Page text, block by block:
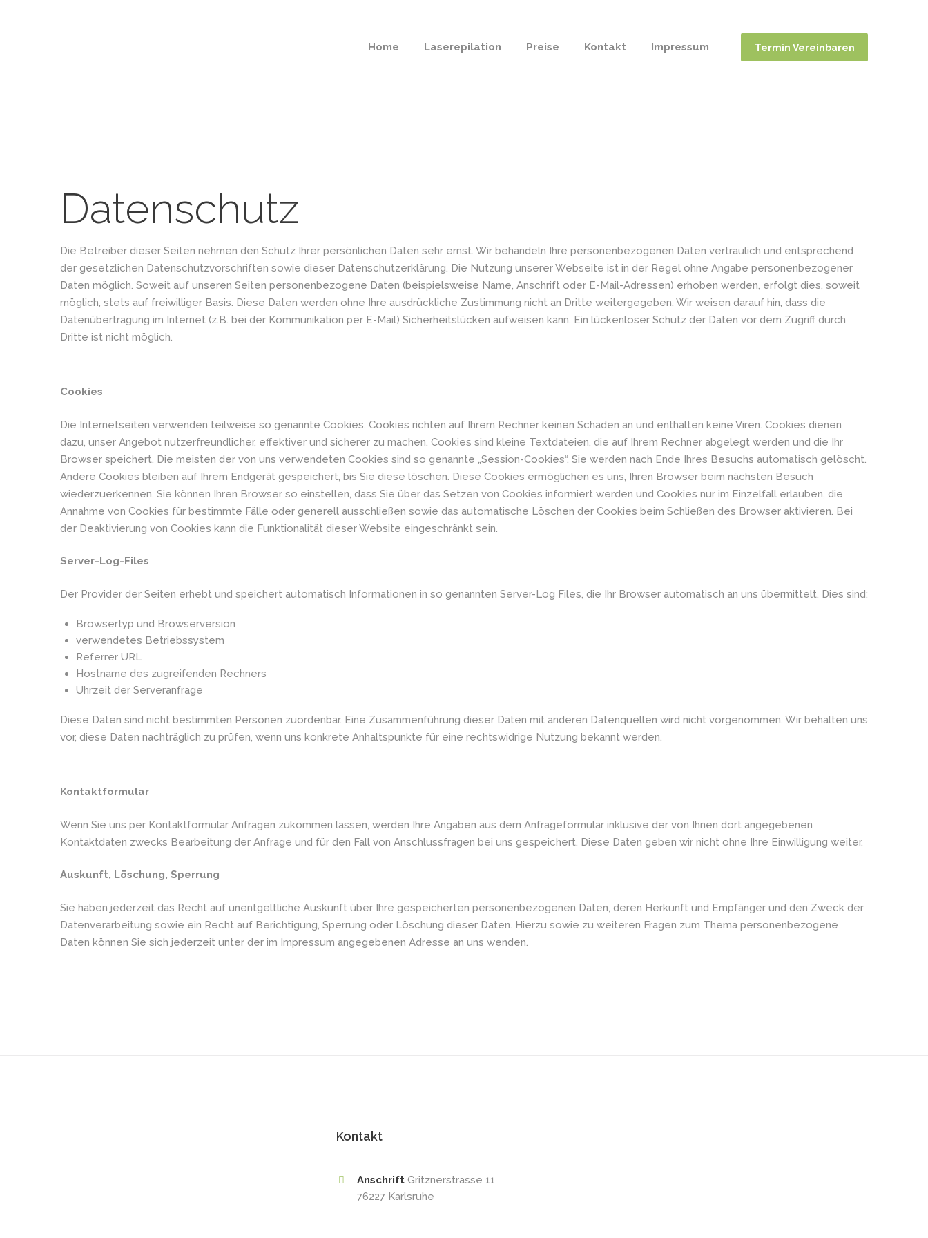
Home Laserepilation Preise Kontakt Impressum Termin Vereinbaren
Datenschutz
Die Betreiber dieser Seiten nehmen den Schutz Ihrer persönlichen Daten sehr ernst. Wir behandeln Ihre personenbezogenen Daten vertraulich und entsprechend
der gesetzlichen Datenschutzvorschriften sowie dieser Datenschutzerklärung. Die Nutzung unserer Webseite ist in der Regel ohne Angabe personenbezogener
Daten möglich. Soweit auf unseren Seiten personenbezogene Daten (beispielsweise Name, Anschrift oder E-Mail-Adressen) erhoben werden, erfolgt dies, soweit
möglich, stets auf freiwilliger Basis. Diese Daten werden ohne Ihre ausdrückliche Zustimmung nicht an Dritte weitergegeben. Wir weisen darauf hin, dass die
Datenübertragung im Internet (z.B. bei der Kommunikation per E-Mail) Sicherheitslücken aufweisen kann. Ein lückenloser Schutz der Daten vor dem Zugriff durch
Dritte ist nicht möglich.
Cookies
Die Internetseiten verwenden teilweise so genannte Cookies. Cookies richten auf Ihrem Rechner keinen Schaden an und enthalten keine Viren. Cookies dienen
dazu, unser Angebot nutzerfreundlicher, effektiver und sicherer zu machen. Cookies sind kleine Textdateien, die auf Ihrem Rechner abgelegt werden und die Ihr
Browser speichert. Die meisten der von uns verwendeten Cookies sind so genannte „Session-Cookies“. Sie werden nach Ende Ihres Besuchs automatisch gelöscht.
Andere Cookies bleiben auf Ihrem Endgerät gespeichert, bis Sie diese löschen. Diese Cookies ermöglichen es uns, Ihren Browser beim nächsten Besuch
wiederzuerkennen. Sie können Ihren Browser so einstellen, dass Sie über das Setzen von Cookies informiert werden und Cookies nur im Einzelfall erlauben, die
Annahme von Cookies für bestimmte Fälle oder generell ausschließen sowie das automatische Löschen der Cookies beim Schließen des Browser aktivieren. Bei
der Deaktivierung von Cookies kann die Funktionalität dieser Website eingeschränkt sein.
Server-Log-Files
Der Provider der Seiten erhebt und speichert automatisch Informationen in so genannten Server-Log Files, die Ihr Browser automatisch an uns übermittelt. Dies sind:
Browsertyp und Browserversion
verwendetes Betriebssystem
Referrer URL
Hostname des zugreifenden Rechners
Uhrzeit der Serveranfrage
Diese Daten sind nicht bestimmten Personen zuordenbar. Eine Zusammenführung dieser Daten mit anderen Datenquellen wird nicht vorgenommen. Wir behalten uns
vor, diese Daten nachträglich zu prüfen, wenn uns konkrete Anhaltspunkte für eine rechtswidrige Nutzung bekannt werden.
Kontaktformular
Wenn Sie uns per Kontaktformular Anfragen zukommen lassen, werden Ihre Angaben aus dem Anfrageformular inklusive der von Ihnen dort angegebenen
Kontaktdaten zwecks Bearbeitung der Anfrage und für den Fall von Anschlussfragen bei uns gespeichert. Diese Daten geben wir nicht ohne Ihre Einwilligung weiter.
Auskunft, Löschung, Sperrung
Sie haben jederzeit das Recht auf unentgeltliche Auskunft über Ihre gespeicherten personenbezogenen Daten, deren Herkunft und Empfänger und den Zweck der
Datenverarbeitung sowie ein Recht auf Berichtigung, Sperrung oder Löschung dieser Daten. Hierzu sowie zu weiteren Fragen zum Thema personenbezogene
Daten können Sie sich jederzeit unter der im Impressum angegebenen Adresse an uns wenden.
Kontakt
Anschrift Gritznerstrasse 11
76227 Karlsruhe